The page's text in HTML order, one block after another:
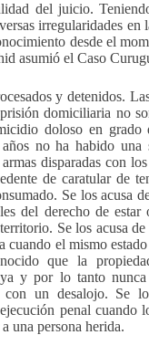
del juicio.
irregularidades en
desde el
asumió el Caso
y detenidos.
domiciliaria no
doloso en grado
no ha habido una
disparadas con
de caratular de
Se los acusa
del derecho de estar
Se los acusa
cuando el mismo
que la
y por lo tanto
con un desalojo. Se
penal cuando
una persona herida.